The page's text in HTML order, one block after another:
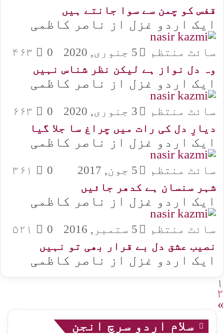
قفس کو چمن سے سوا جانتے ہیں
ایک اردو غزل از ناصر کاظمی
سائٹ منتظم 5 جنوری, 2020 0
وہ دل نواز ہے لیکن نظر شناس نہیں
ایک اردو غزل از ناصر کاظمی
سائٹ منتظم 3 جنوری, 2020 0
دیارِ دل کی رات میں چراغ سا جلا گیا
ایک اردو غزل از ناصر کاظمی
سائٹ منتظم 5 جون, 2017 0
شہر سنسان ہے کدھر جائیں
ایک اردو غزل از ناصر کاظمی
سائٹ منتظم 5 ستمبر, 2016 0
نصیب عشق دل بے قرار بھی تو نہیں
ایک اردو غزل از ناصر کاظمی
۱
۲
»
سلام اردو سرچ انجن